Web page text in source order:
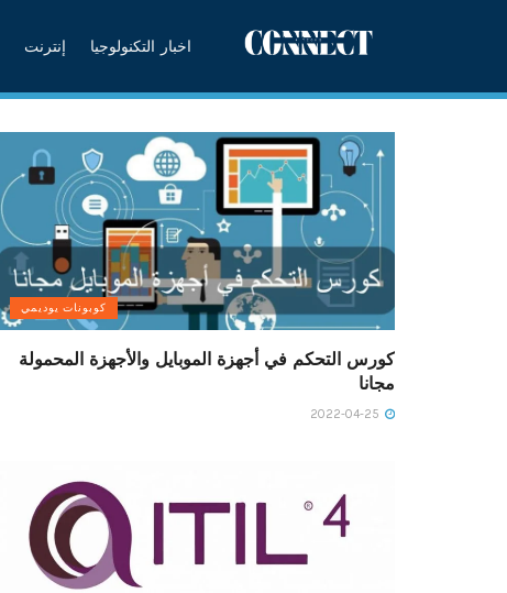
اخبار التكنولوجيا إنترنت
كوبونات يوديمي
كورس التحكم في أجهزة الموبايل والأجهزة المحمولة
مجانا